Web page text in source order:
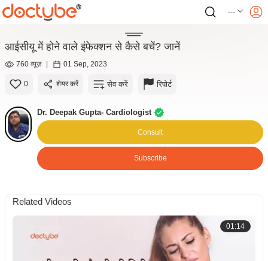
---
आईसीयू में होने वाले इंफेक्शन से कैसे बचें? जानें
760 व्यूज़ | 01 Sep, 2023
0 शेयर करें सेव करें रिपोर्ट
Dr. Deepak Gupta- Cardiologist
Consult
Subscribe
Related Videos
01:14